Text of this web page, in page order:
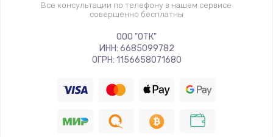
Все консультации по телефону в нашем сервисе
совершенно бесплатны
ООО "ОТК"
ИНН: 6685099782
ОГРН: 1156658071680